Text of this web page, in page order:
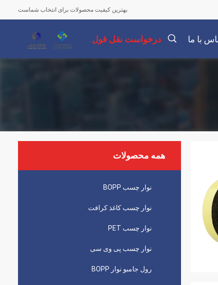
بهترین کیفیت محصولات برای انتخاب شماست
با ما درخواست نقل قول
همه محصولات
نوار چسب BOPP
نوار چسب کاغذ کرافت
نوار چسب PET
نوار چسب پی وی سی
رول جامبو نوار BOPP